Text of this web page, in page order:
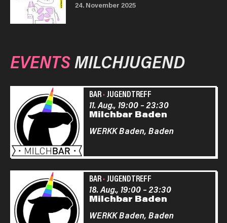
24. November 2025
EVENTSMILCHJUGEND
BAR· JUGENDTREFF
Milchbar Baden
11. Aug., 19:00–23:30
WERKK Baden, Baden
BAR· JUGENDTREFF
Milchbar Baden
18. Aug., 19:00–23:30
WERKK Baden, Baden